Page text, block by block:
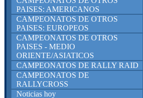
PAISES: AMERICANOS
CAMPEONATOS DE OTROS
PAISES: EUROPEOS
CAMPEONATOS DE OTROS
PAISES - MEDIO
ORIENTE/ASIATICOS
CAMPEONATOS DE RALLY RAID
CAMPEONATOS DE
RALLYCROSS
Noticias hoy